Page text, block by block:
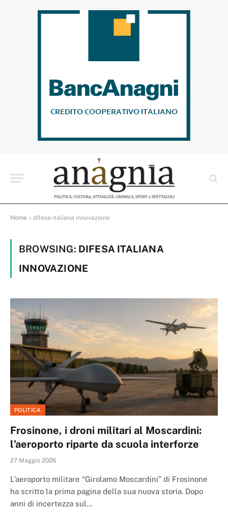
Home » difesa italiana innovazione
BROWSING: DIFESA ITALIANA
INNOVAZIONE
POLITICA
Frosinone, i droni militari al Moscardini:
l’aeroporto riparte da scuola interforze
27 Maggio 2026
L’aeroporto militare “Girolamo Moscardini” di Frosinone
ha scritto la prima pagina della sua nuova storia. Dopo
anni di incertezza sul…